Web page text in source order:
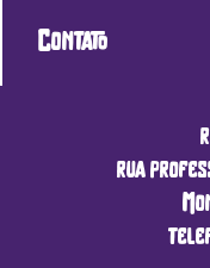
Contato
rua